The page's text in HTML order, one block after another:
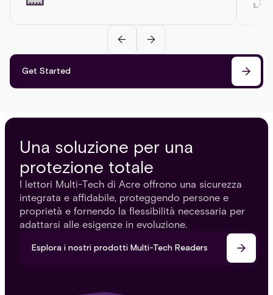
Get Started
Una soluzione per una
protezione totale
I lettori Multi-Tech di Acre offrono una sicurezza
integrata e affidabile, proteggendo persone e
proprietà e fornendo la flessibilità necessaria per
adattarsi alle esigenze in evoluzione.
Esplora i nostri prodotti Multi-Tech Readers